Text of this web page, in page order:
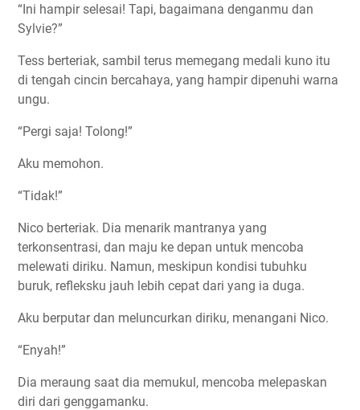
“Ini hampir selesai! Tapi, bagaimana denganmu dan
Sylvie?”
Tess berteriak, sambil terus memegang medali kuno itu
di tengah cincin bercahaya, yang hampir dipenuhi warna
ungu.
“Pergi saja! Tolong!”
Aku memohon.
“Tidak!”
Nico berteriak. Dia menarik mantranya yang
terkonsentrasi, dan maju ke depan untuk mencoba
melewati diriku. Namun, meskipun kondisi tubuhku
buruk, refleksku jauh lebih cepat dari yang ia duga.
Aku berputar dan meluncurkan diriku, menangani Nico.
“Enyah!”
Dia meraung saat dia memukul, mencoba melepaskan
diri dari genggamanku.